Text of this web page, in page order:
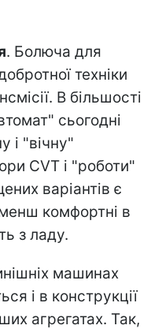
. Болюча для
техніки
В більшості
сьогодні
і "вічну"
CVT і "роботи"
варіантів є
комфортні в
з ладу.
машинах
і в конструкції
агрегатах. Так,